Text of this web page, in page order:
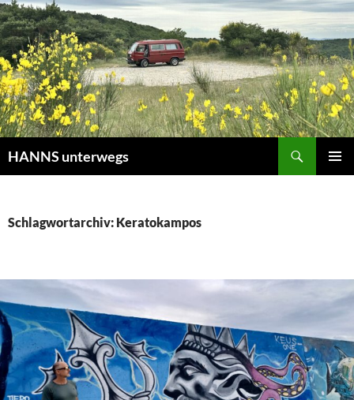
Zum
Inhalt
springen
HANNS unterwegs
Schlagwortarchiv: Keratokampos